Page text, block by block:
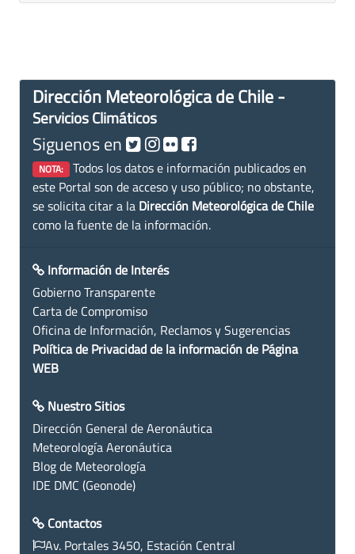
Dirección Meteorológica de Chile -
Servicios Climáticos
Siguenos en
NOTA: Todos los datos e información publicados en
este Portal son de acceso y uso público; no obstante,
se solicita citar a la Dirección Meteorológica de Chile
como la fuente de la información.
Información de Interés
Gobierno Transparente
Carta de Compromiso
Oficina de Información, Reclamos y Sugerencias
Política de Privacidad de la información de Página
WEB
Nuestro Sitios
Dirección General de Aeronáutica
Meteorología Aeronáutica
Blog de Meteorología
IDE DMC (Geonode)
Contactos
Av. Portales 3450, Estación Central